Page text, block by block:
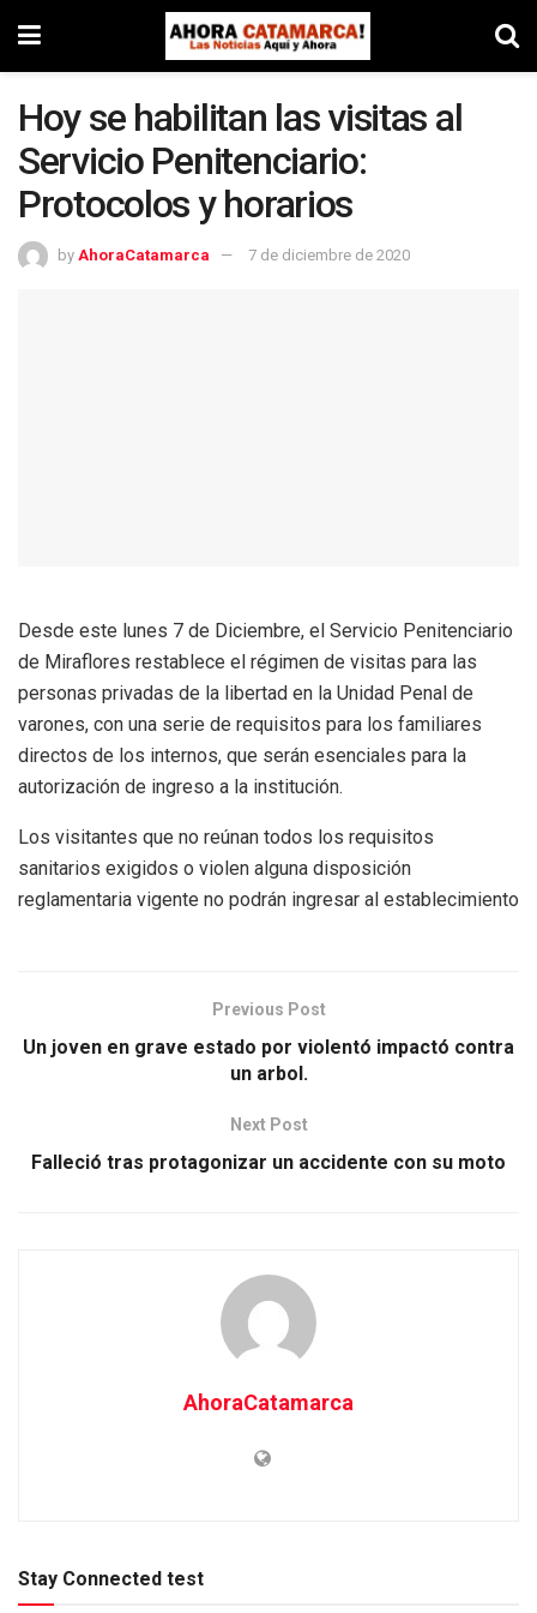
Hoy se habilitan las visitas al
Servicio Penitenciario:
Protocolos y horarios
by AhoraCatamarca 7 de diciembre de 2020
Desde este lunes 7 de Diciembre, el Servicio Penitenciario
de Miraflores restablece el régimen de visitas para las
personas privadas de la libertad en la Unidad Penal de
varones, con una serie de requisitos para los familiares
directos de los internos, que serán esenciales para la
autorización de ingreso a la institución.
Los visitantes que no reúnan todos los requisitos
sanitarios exigidos o violen alguna disposición
reglamentaria vigente no podrán ingresar al establecimiento
Previous Post
Un joven en grave estado por violentó impactó contra
un arbol.
Next Post
Falleció tras protagonizar un accidente con su moto
AhoraCatamarca
Stay Connected test